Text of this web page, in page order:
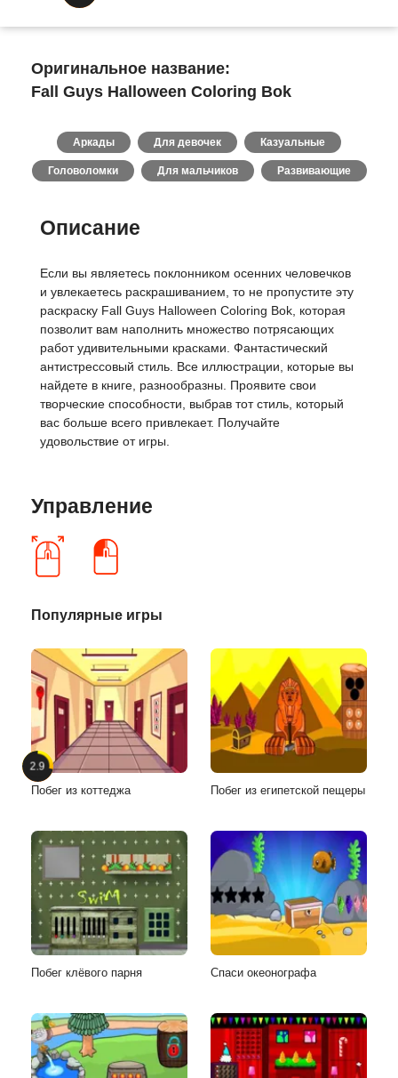
Оригинальное название:
Fall Guys Halloween Coloring Bok
Аркады Для девочек Казуальные
Головоломки Для мальчиков Развивающие
Описание
Если вы являетесь поклонником осенних человечков
и увлекаетесь раскрашиванием, то не пропустите эту
раскраску Fall Guys Halloween Coloring Bok, которая
позволит вам наполнить множество потрясающих
работ удивительными красками. Фантастический
антистрессовый стиль. Все иллюстрации, которые вы
найдете в книге, разнообразны. Проявите свои
творческие способности, выбрав тот стиль, который
вас больше всего привлекает. Получайте
удовольствие от игры.
Управление
Популярные игры
2.9
Побег из коттеджа Побег из египетской пещеры
Побег клёвого парня Спаси океонографа